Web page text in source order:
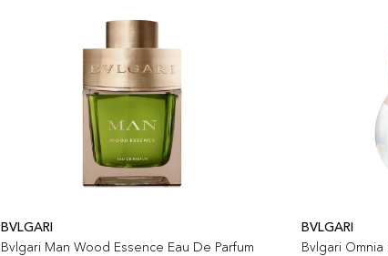
BVLGARI
Bvlgari Man Wood Essence Eau De Parfum
BVLGARI
Bvlgari